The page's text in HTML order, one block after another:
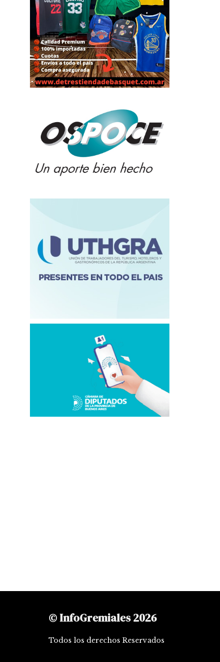
© InfoGremiales 2026
Todos los derechos Reservados